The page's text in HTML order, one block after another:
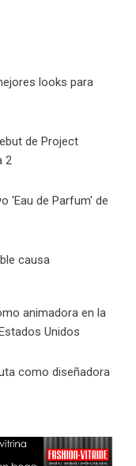
looks para
de Project
2
'Eau de Parfum' de
causa
animadora en la
Unidos
como diseñadora